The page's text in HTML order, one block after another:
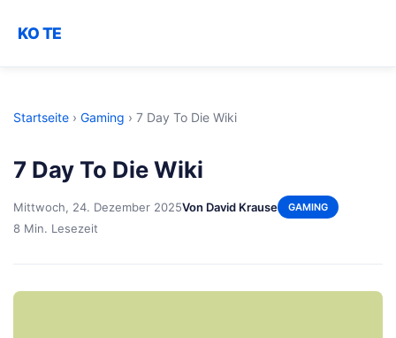
KO TE
Startseite › Gaming › 7 Day To Die Wiki
7 Day To Die Wiki
Mittwoch, 24. Dezember 2025Von David Krause GAMING
8 Min. Lesezeit